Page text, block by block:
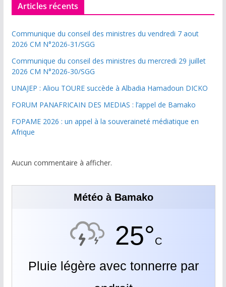
Articles récents
Communique du conseil des ministres du vendredi 7 aout
2026 CM N°2026-31/SGG
Communique du conseil des ministres du mercredi 29 juillet
2026 CM N°2026-30/SGG
UNAJEP : Aliou TOURE succède à Albadia Hamadoun DICKO
FORUM PANAFRICAIN DES MEDIAS : l’appel de Bamako
FOPAME 2026 : un appel à la souveraineté médiatique en
Afrique
Aucun commentaire à afficher.
Météo à Bamako
25°C
Pluie légère avec tonnerre par